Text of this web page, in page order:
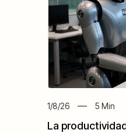
1/8/26 5 Min
La